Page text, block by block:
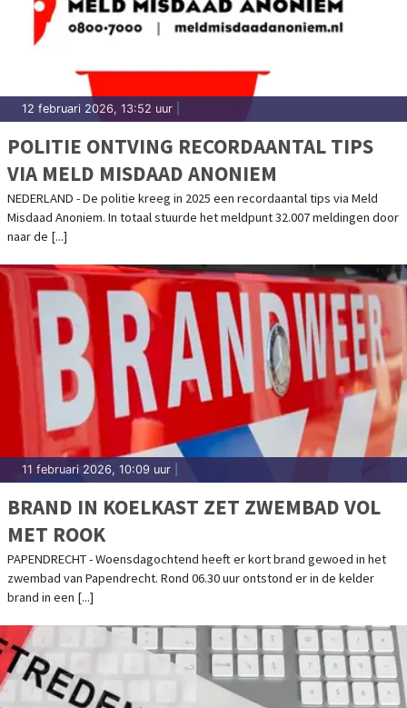
12 februari 2026, 13:52 uur
POLITIE ONTVING RECORDAANTAL TIPS
VIA MELD MISDAAD ANONIEM
NEDERLAND - De politie kreeg in 2025 een recordaantal tips via Meld
Misdaad Anoniem. In totaal stuurde het meldpunt 32.007 meldingen door
naar de [...]
11 februari 2026, 10:09 uur
BRAND IN KOELKAST ZET ZWEMBAD VOL
MET ROOK
PAPENDRECHT - Woensdagochtend heeft er kort brand gewoed in het
zwembad van Papendrecht. Rond 06.30 uur ontstond er in de kelder
brand in een [...]